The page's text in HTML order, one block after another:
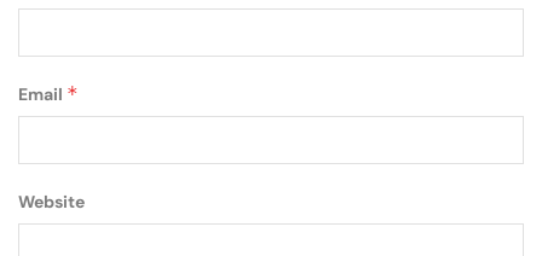
Email *
Website